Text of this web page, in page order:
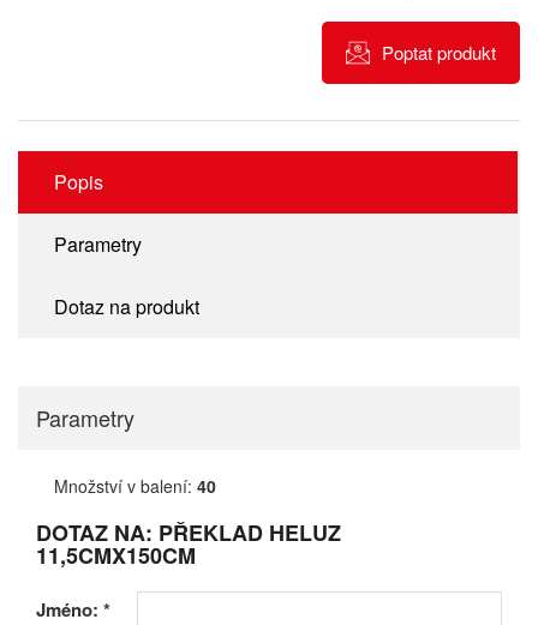
Poptat produkt
Popis
Parametry
Dotaz na produkt
Parametry
Množství v balení: 40
DOTAZ NA: PŘEKLAD HELUZ
11,5CMX150CM
Jméno: *